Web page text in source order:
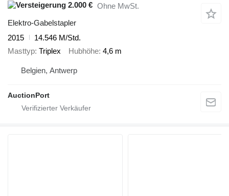
2.000 € Ohne MwSt.
Elektro-Gabelstapler
2015
14.546 M/Std.
Masttyp Triplex Hubhöhe 4,6 m
Belgien, Antwerp
AuctionPort